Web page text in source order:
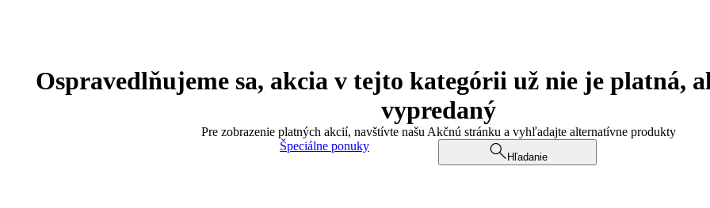
Ospravedlňujeme sa, akcia v tejto kategórii už nie je platná,
vypredaný
Pre zobrazenie platných akcií, navštívte našu Akčnú stránku a vyhľadajte alternatívne produkty
Špeciálne ponuky
Hľadanie